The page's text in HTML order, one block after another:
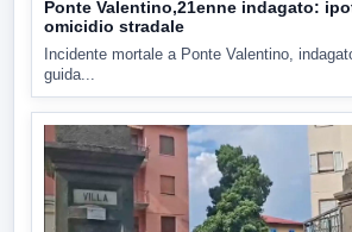
Ponte Valentino,21enne indagato:
omicidio stradale
Incidente mortale a Ponte Valentino,
guida...